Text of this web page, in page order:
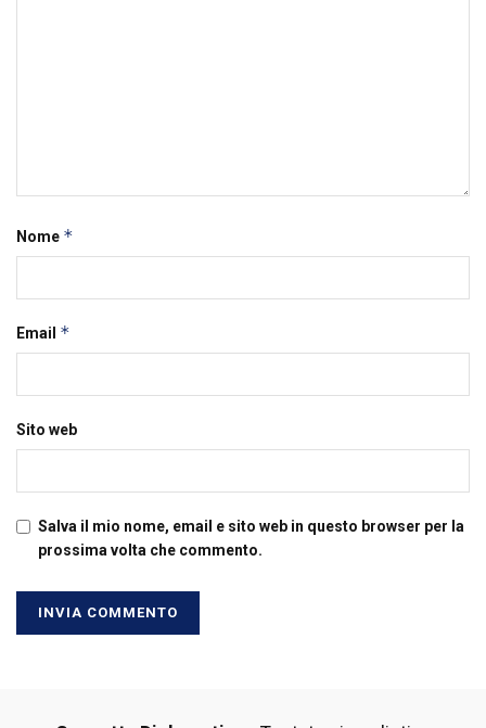
Nome *
Email *
Sito web
Salva il mio nome, email e sito web in questo browser per la
prossima volta che commento.